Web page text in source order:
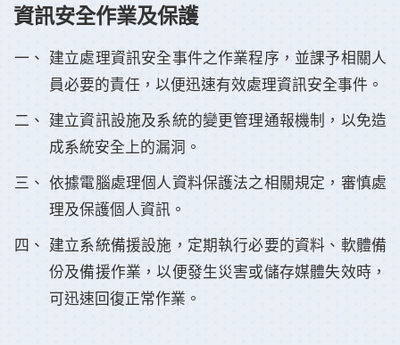
資訊安全作業及保護
建立處理資訊安全事件之作業程序，並課予相關人
員必要的責任，以便迅速有效處理資訊安全事件。
建立資訊設施及系統的變更管理通報機制，以免造
成系統安全上的漏洞。
依據電腦處理個人資料保護法之相關規定，審慎處
理及保護個人資訊。
建立系統備援設施，定期執行必要的資料、軟體備
份及備援作業，以便發生災害或儲存媒體失效時，
可迅速回復正常作業。